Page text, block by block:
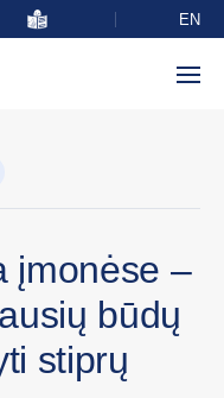
EN
įmonėse –
būdų
stiprų